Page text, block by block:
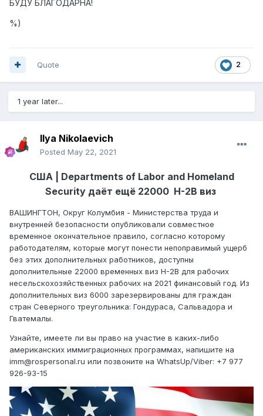
БУДУ БЛАГОДАРНА!
%)
2
Quote
1 year later...
Ilya Nikolaevich
Posted May 22, 2021
США | Departments of Labor and Homeland
Security даёт ещё 22000 H-2B виз
ВАШИНГТОН, Округ Колумбия - Министерства труда и
внутренней безопасности опубликовали совместное
временное окончательное правило, согласно которому
работодателям, которые могут понести непоправимый ущерб
без этих дополнительных работников, доступны
дополнительные 22000 временных виз H-2B для рабочих
несельскохозяйственных рабочих на 2021 финансовый год. Из
дополнительных виз 6000 зарезервированы для граждан
стран Северного треугольника: Гондураса, Сальвадора и
Гватемалы.
Узнайте, имеете ли вы право на участие в каких-либо
американских иммиграционных программах, напишите на
imm@rospersonal.ru или позвоните на WhatsUp/Viber: +7 977
926-93-15